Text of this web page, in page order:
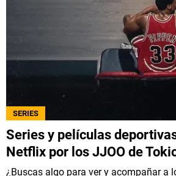
SERIES
Series y películas
Netflix por los JJOO de
¿Buscas algo para ver y acompañar a